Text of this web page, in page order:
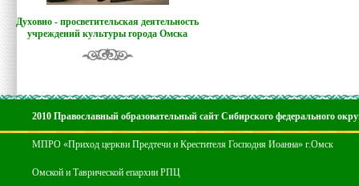
Духовно - просветительская деятельность
учреждений культуры города Омска
2010 Православный образовательный сайт Сибирского федерального
МПРО «Приход церкви Предтечи и Крестителя Господня Иоанна» г.Омск
Омской и Таврической епархии РПЦ